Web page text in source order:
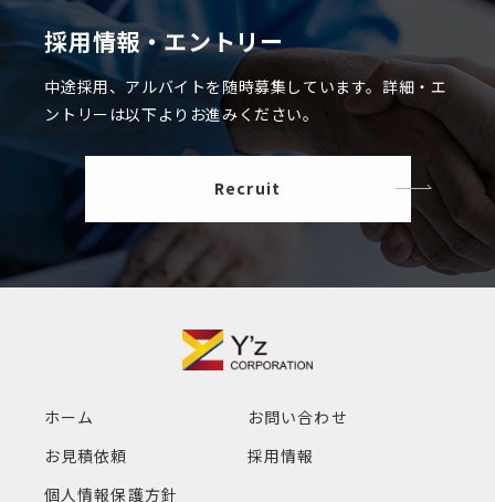
採用情報・エントリー
中途採用、アルバイトを随時募集しています。 詳細・エ
ントリーは以下よりお進みください。
Recruit
ホーム
お問い合わせ
お見積依頼
採用情報
個人情報保護方針